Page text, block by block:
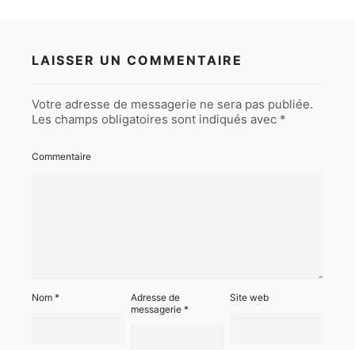
LAISSER UN COMMENTAIRE
Votre adresse de messagerie ne sera pas publiée.
Les champs obligatoires sont indiqués avec *
Commentaire
Nom *
Adresse de
messagerie*
Site web